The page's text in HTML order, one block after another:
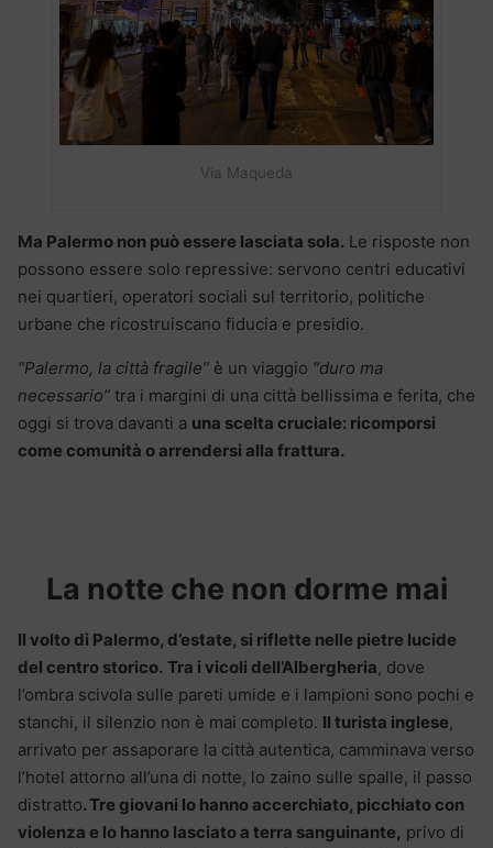
Via Maqueda
Ma Palermo non può essere lasciata sola. Le risposte non
possono essere solo repressive: servono centri educativi
nei quartieri, operatori sociali sul territorio, politiche
urbane che ricostruiscano fiducia e presidio.
“Palermo, la città fragile” è un viaggio “duro ma
necessario” tra i margini di una città bellissima e ferita, che
oggi si trova davanti a una scelta cruciale: ricomporsi
come comunità o arrendersi alla frattura.
La notte che non dorme mai
Il volto di Palermo, d’estate, si riflette nelle pietre lucide
del centro storico. Tra i vicoli dell’Albergheria, dove
l’ombra scivola sulle pareti umide e i lampioni sono pochi e
stanchi, il silenzio non è mai completo. Il turista inglese,
arrivato per assaporare la città autentica, camminava verso
l’hotel attorno all’una di notte, lo zaino sulle spalle, il passo
distratto. Tre giovani lo hanno accerchiato, picchiato con
violenza e lo hanno lasciato a terra sanguinante, privo di